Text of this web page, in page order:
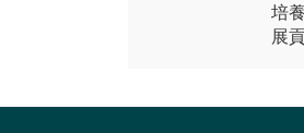
培
展